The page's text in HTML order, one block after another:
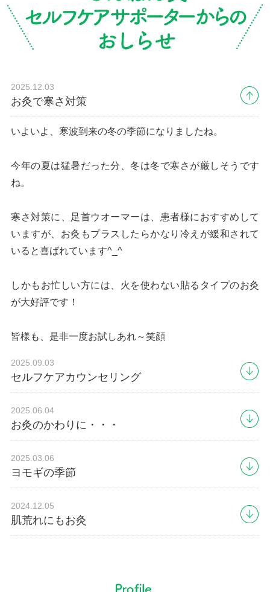
2025.12.03
お灸で寒さ対策
いよいよ、寒波到来の冬の季節になりましたね。
今年の夏は猛暑だった分、冬は冬で寒さが厳しそうです
ね。
寒さ対策に、足首ウオーマーは、患者様におすすめして
いますが、お灸もプラスしたらかなり冷えが緩和されて
いると喜ばれています^_^
しかもお忙しい方には、火を使わない貼るタイプのお灸
が大好評です！
皆様も、是非一度お試しあれ～笑顔
2025.09.03
セルフケアカウンセリング
2025.06.04
お灸のかわりに・・・
2025.03.06
ヨモギの季節
2024.12.05
肌荒れにもお灸